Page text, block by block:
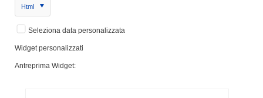
Html
Seleziona data personalizzata
Widget personalizzati
Antreprima Widget: